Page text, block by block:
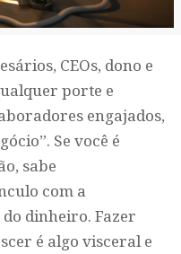
CEOs, dono e
porte e
engajados,
Se você é
sabe
com a
dinheiro. Fazer
é algo visceral e